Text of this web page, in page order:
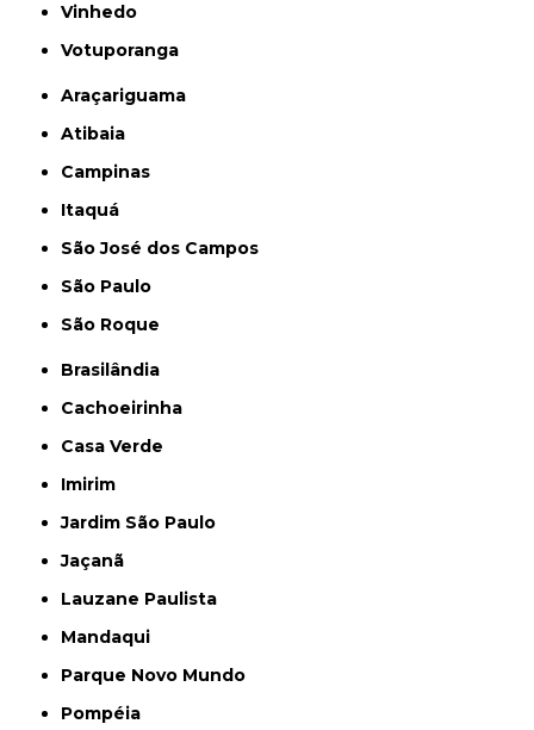
Vinhedo
Votuporanga
Araçariguama
Atibaia
Campinas
Itaquá
São José dos Campos
São Paulo
São Roque
Brasilândia
Cachoeirinha
Casa Verde
Imirim
Jardim São Paulo
Jaçanã
Lauzane Paulista
Mandaqui
Parque Novo Mundo
Pompéia